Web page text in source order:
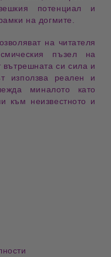
потенциал и
на догмите
на читателя
пъзел на
вътрешната си сила и
използва реален и
миналото като
към неизвестното и